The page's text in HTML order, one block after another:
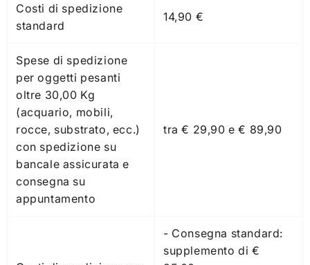
Costi di spedizione
standard
14,90 €
Spese di spedizione
per oggetti pesanti
oltre 30,00 Kg
(acquario, mobili,
rocce, substrato, ecc.)
con spedizione su
bancale assicurata e
consegna su
appuntamento
tra € 29,90 e € 89,90
- Consegna standard:
supplemento di €